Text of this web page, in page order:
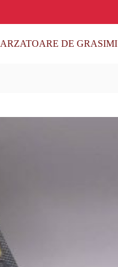
ARZATOARE DE GRASIMI